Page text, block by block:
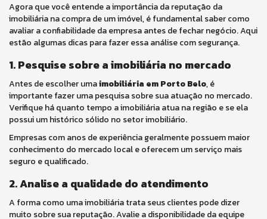
Agora que você entende a importância da reputação da
imobiliária na compra de um imóvel, é fundamental saber como
avaliar a confiabilidade da empresa antes de fechar negócio. Aqui
estão algumas dicas para fazer essa análise com segurança.
1. Pesquise sobre a imobiliária no mercado
Antes de escolher umaimobiliária em Porto Belo, é
importante fazer uma pesquisa sobre sua atuação no mercado.
Verifique há quanto tempo a imobiliária atua na região e se ela
possui um histórico sólido no setor imobiliário.
Empresas com anos de experiência geralmente possuem maior
conhecimento do mercado local e oferecem um serviço mais
seguro e qualificado.
2. Analise a qualidade do atendimento
A forma como uma imobiliária trata seus clientes pode dizer
muito sobre sua reputação. Avalie a disponibilidade da equipe